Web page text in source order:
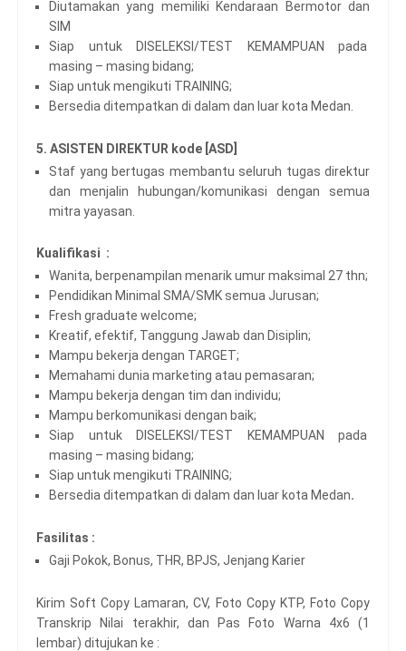
Diutamakan yang memiliki Kendaraan Bermotor dan
SIM
Siap untuk DISELEKSI/TEST KEMAMPUAN pada
masing – masing bidang;
Siap untuk mengikuti TRAINING;
Bersedia ditempatkan di dalam dan luar kota Medan.
5. ASISTEN DIREKTUR kode [ASD]
Staf yang bertugas membantu seluruh tugas direktur
dan menjalin hubungan/komunikasi dengan semua
mitra yayasan.
Kualifikasi :
Wanita, berpenampilan menarik umur maksimal 27 thn;
Pendidikan Minimal SMA/SMK semua Jurusan;
Fresh graduate welcome;
Kreatif, efektif, Tanggung Jawab dan Disiplin;
Mampu bekerja dengan TARGET;
Memahami dunia marketing atau pemasaran;
Mampu bekerja dengan tim dan individu;
Mampu berkomunikasi dengan baik;
Siap untuk DISELEKSI/TEST KEMAMPUAN pada
masing – masing bidang;
Siap untuk mengikuti TRAINING;
Bersedia ditempatkan di dalam dan luar kota Medan.
Fasilitas :
Gaji Pokok, Bonus, THR, BPJS, Jenjang Karier
Kirim Soft Copy Lamaran, CV, Foto Copy KTP, Foto Copy
Transkrip Nilai terakhir, dan Pas Foto Warna 4x6 (1
lembar) ditujukan ke :